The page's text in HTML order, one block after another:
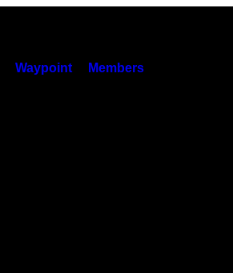
Waypoint Members